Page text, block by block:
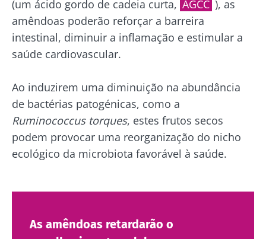
(um ácido gordo de cadeia curta, AGCC ), as
amêndoas poderão reforçar a barreira
intestinal, diminuir a inflamação e estimular a
saúde cardiovascular.
Ao induzirem uma diminuição na abundância
de bactérias patogénicas, como a
Ruminococcus torques, estes frutos secos
podem provocar uma reorganização do nicho
ecológico da microbiota favorável à saúde.
As amêndoas retardarão o